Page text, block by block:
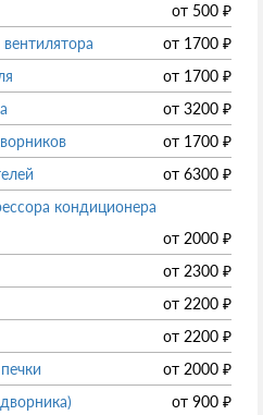
от 500 ₽
от 1700 ₽
от 1700 ₽
от 3200 ₽
от 1700 ₽
от 6300 ₽
кондиционера
от 2000 ₽
от 2300 ₽
от 2200 ₽
от 2200 ₽
от 2000 ₽
от 900 ₽